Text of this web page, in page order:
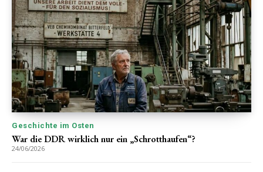
Geschichte im Osten
War die DDR wirklich nur ein „Schrotthaufen“?
24/06/2026